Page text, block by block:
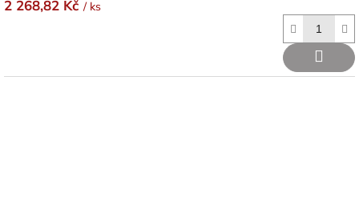
2 268,82 Kč / ks